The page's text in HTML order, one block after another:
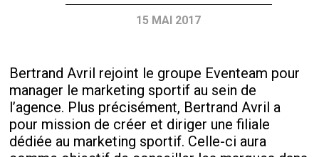
15 MAI 2017
Bertrand Avril rejoint le groupe Eventeam pour
manager le marketing sportif au sein de
l’agence. Plus précisément, Bertrand Avril a
pour mission de créer et diriger une filiale
dédiée au marketing sportif. Celle-ci aura